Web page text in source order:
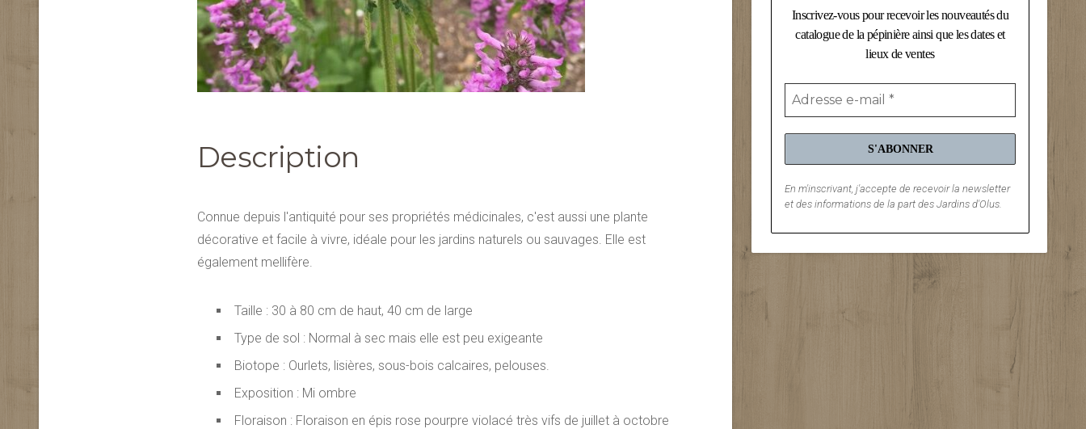
Description
Connue depuis l'antiquité pour ses propriétés médicinales, c'est aussi une plante
décorative et facile à vivre, idéale pour les jardins naturels ou sauvages. Elle est
également mellifère.
Taille : 30 à 80 cm de haut, 40 cm de large
Type de sol : Normal à sec mais elle est peu exigeante
Biotope : Ourlets, lisières, sous-bois calcaires, pelouses.
Exposition : Mi ombre
Floraison : Floraison en épis rose pourpre violacé très vifs de juillet à octobre
Inscrivez-vous pour recevoir les nouveautés du
catalogue de la pépinière ainsi que les dates et
lieux de ventes
En m'inscrivant, j'accepte de recevoir la newsletter
et des informations de la part des Jardins d'Olus.